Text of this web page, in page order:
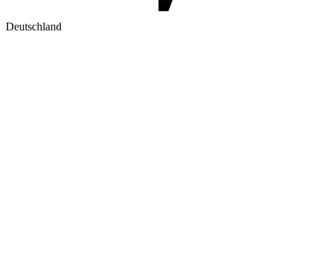
Deutschland